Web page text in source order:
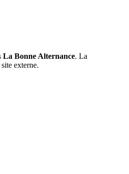
La Bonne Alternance. La
externe.